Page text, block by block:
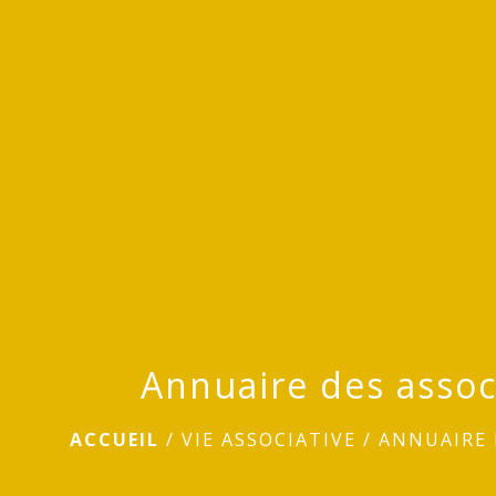
Annuaire des
ACCUEIL / VIE ASSOCIATIVE / ANNUAIRE